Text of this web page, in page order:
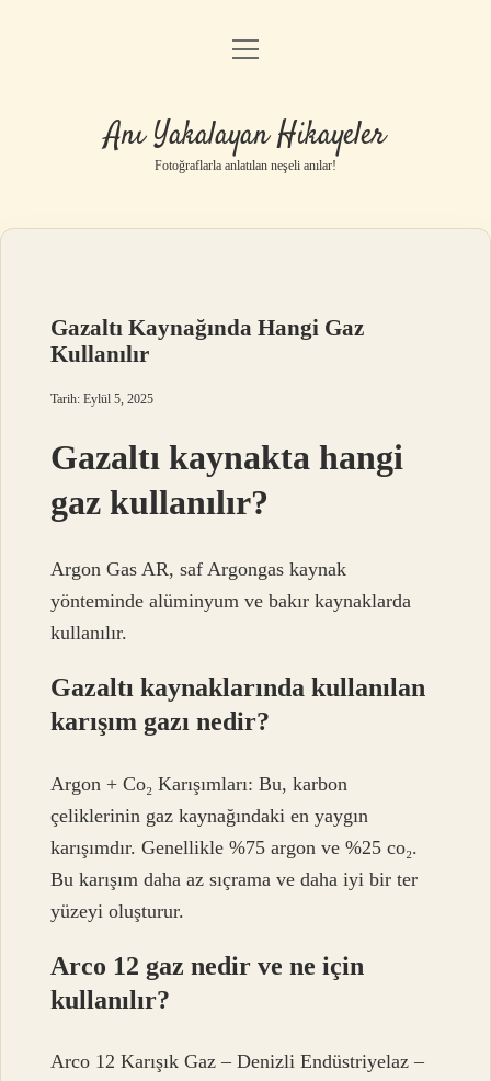
Anasayfa
Yasal Uyarı
menüyü
Anı Yakalayan Hikayeler
Fotoğraflarla anlatılan neşeli anılar!
Gazaltı Kaynağında Hangi Gaz
Kullanılır
Tarih: Eylül 5, 2025
Gazaltı kaynakta hangi
gaz kullanılır?
Argon Gas AR, saf Argongas kaynak
yönteminde alüminyum ve bakır kaynaklarda
kullanılır.
Gazaltı kaynaklarında kullanılan
karışım gazı nedir?
Argon + Co₂ Karışımları: Bu, karbon
çeliklerinin gaz kaynağındaki en yaygın
karışımdır. Genellikle %75 argon ve %25 co₂.
Bu karışım daha az sıçrama ve daha iyi bir ter
yüzeyi oluşturur.
Arco 12 gaz nedir ve ne için
kullanılır?
Arco 12 Karışık Gaz – Denizli Endüstriyelaz –